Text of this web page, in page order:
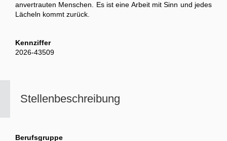
Stellenbeschreibung
Berufsgruppe
anvertrauten Menschen. Es ist eine Arbeit mit Sinn und jedes
Lächeln kommt zurück.
Kennziffer
2026-43509